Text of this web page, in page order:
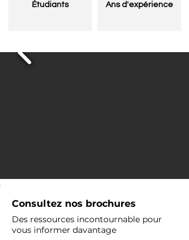
Étudiants Ans d'expérience
Consultez nos brochures
Des ressources incontournable pour
vous informer davantage